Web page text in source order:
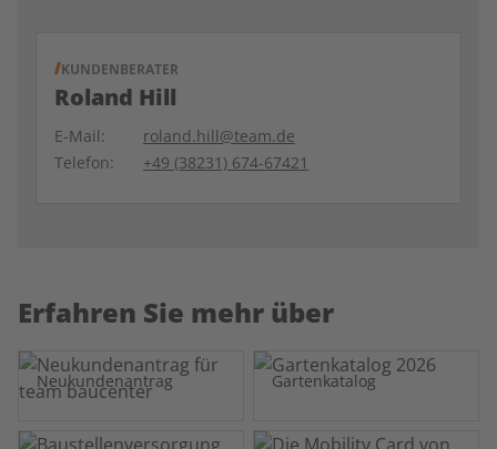
KUNDENBERATER
Roland Hill
E-Mail:
roland.hill@team.de
Telefon:
+49 (38231) 674-67421
Erfahren Sie mehr über
Neukundenantrag Gartenkatalog